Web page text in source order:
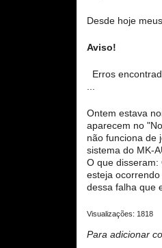
Desde hoje
Aviso!
Erros
Ontem estava
aparecem no
não funciona de
sistema do MK-
O que disseram:
esteja
dessa falha que
Visualizações: 1818
Para adicionar